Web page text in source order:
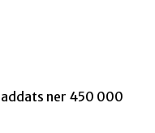
ner 450 000